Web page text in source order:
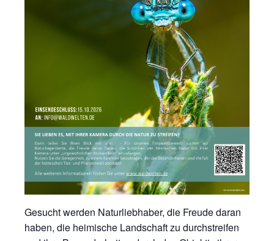
Gesucht werden Naturliebhaber, die Freude daran
haben, die heimische Landschaft zu durchstreifen